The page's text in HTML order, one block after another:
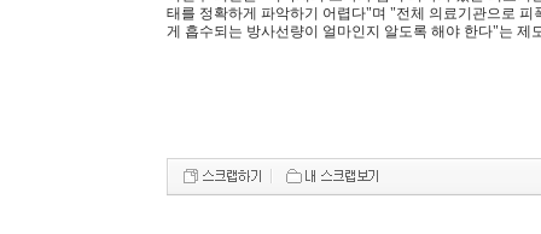
태를 정확하게 파악하기 어렵다"며 "전체 의료기관으로
게 흡수되는 방사선량이 얼마인지 알도록 해야 한다"는 제